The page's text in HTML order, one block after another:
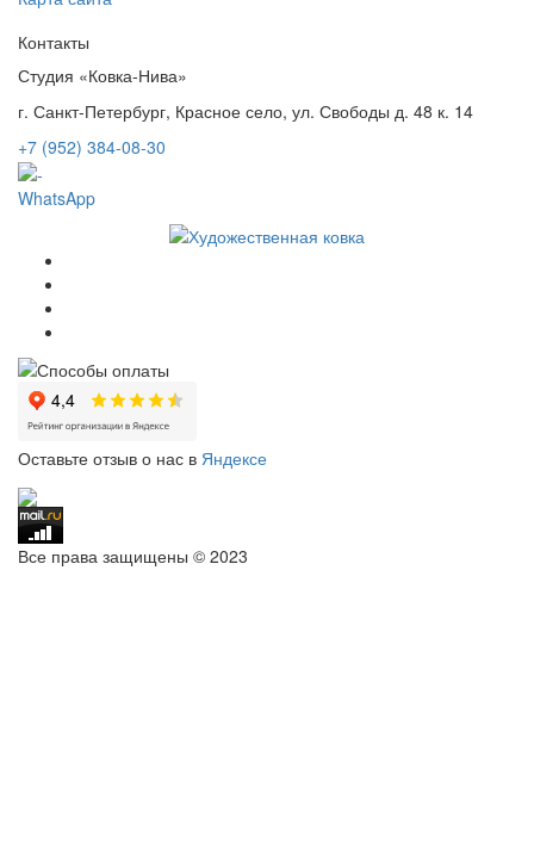
Контакты
Студия «Ковка-Нива»
г. Санкт-Петербург, Красное село, ул. Свободы д. 48 к. 14
+7 (952) 384-08-30
WhatsApp
Оставьте отзыв о нас в Яндексе
Все права защищены © 2023